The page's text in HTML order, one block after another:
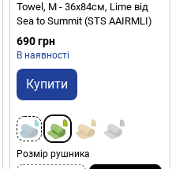
Towel, M - 36х84см, Lime від
Sea to Summit (STS AAIRMLI)
690 грн
В наявності
Купити
Розмір рушника